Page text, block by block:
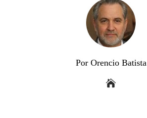
Por Orencio Batista